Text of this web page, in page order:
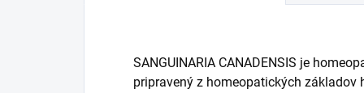
SANGUINARIA CANADENSIS je
pripravený z homeopatických